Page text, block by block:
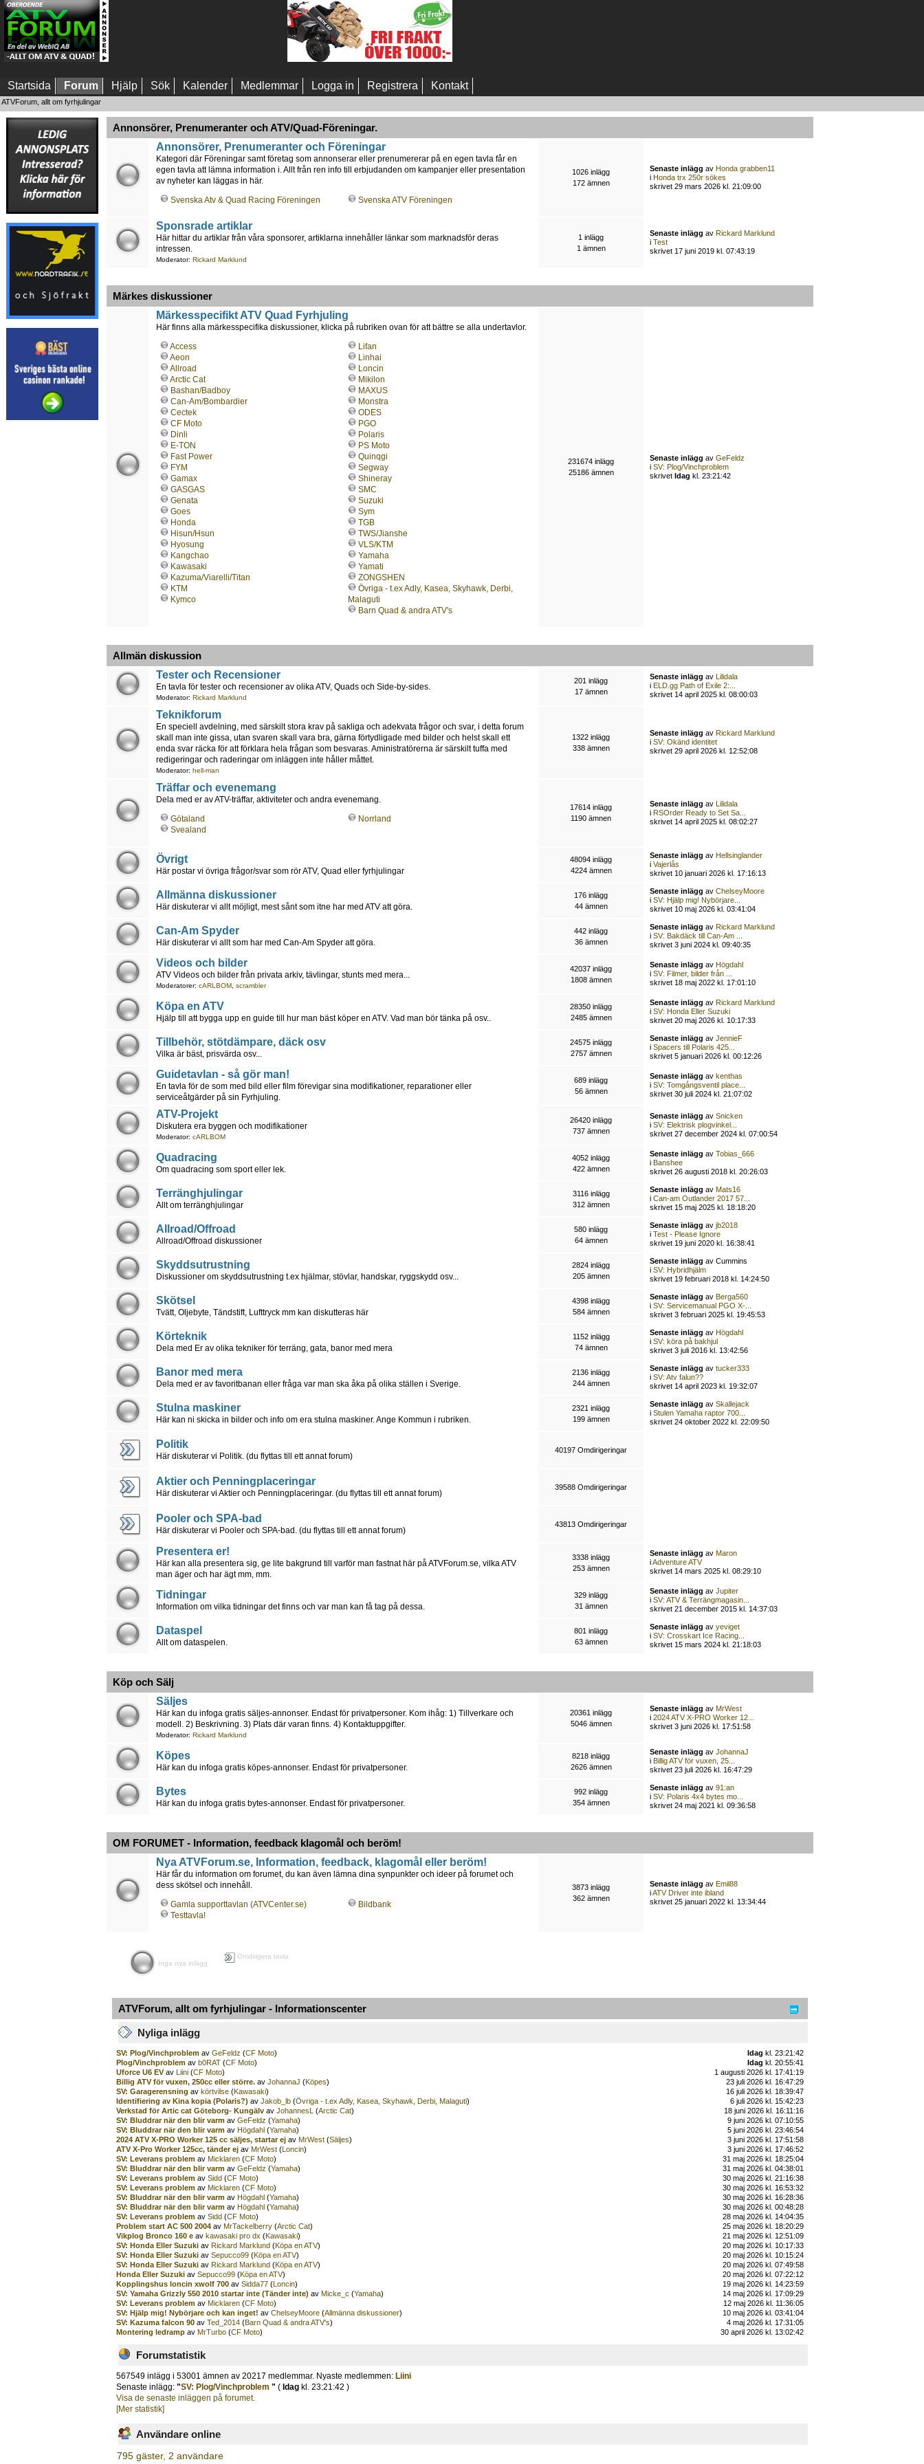
Startsida Forum Hjälp Sök Kalender Medlemmar Logga in Registrera Kontakt
ATVForum, allt om fyrhjulingar
Annonsörer, Prenumeranter och ATV/Quad-Föreningar.
Annonsörer, Prenumeranter och Föreningar
Kategori där Föreningar samt företag som annonserar eller prenumererar på en egen tavla får en
egen tavla att lämna information i. Allt från ren info till erbjudanden om kampanjer eller presentation
av nyheter kan läggas in här.
Svenska Atv & Quad Racing Föreningen Svenska ATV Föreningen
1026 inlägg
172 ämnen
Senaste inlägg avHonda grabben11
iHonda trx 250r sökes
skrivet 29 mars 2026 kl. 21:09:00
Sponsrade artiklar
Här hittar du artiklar från våra sponsorer, artiklarna innehåller länkar som marknadsför deras
intressen.
Moderator: Rickard Marklund
1 inlägg
1 ämnen
Senaste inlägg avRickard Marklund
iTest
skrivet 17 juni 2019 kl. 07:43:19
Märkes diskussioner
Märkesspecifikt ATV Quad Fyrhjuling
Här finns alla märkesspecifika diskussioner, klicka på rubriken ovan för att bättre se alla undertavlor.
Access
Aeon
Allroad
Arctic Cat
Bashan/Badboy
Can-Am/Bombardier
Cectek
CF Moto
Dinli
E-TON
Fast Power
FYM
Gamax
GASGAS
Genata
Goes
Honda
Hisun/Hsun
Hyosung
Kangchao
Kawasaki
Kazuma/Viarelli/Titan
KTM
Kymco
Lifan
Linhai
Loncin
Mikilon
MAXUS
Monstra
ODES
PGO
Polaris
PS Moto
Quinqgi
Segway
Shineray
SMC
Suzuki
Sym
TGB
TWS/Jianshe
VLS/KTM
Yamaha
Yamati
ZONGSHEN
Övriga - t.ex Adly, Kasea, Skyhawk, Derbi,
Malaguti
Barn Quad & andra ATV's
231674 inlägg
25186 ämnen
Senaste inlägg avGeFeldz
iSV: Plog/Vinchproblem
skrivetIdag kl. 23:21:42
Allmän diskussion
Tester och Recensioner
En tavla för tester och recensioner av olika ATV, Quads och Side-by-sides.
Moderator: Rickard Marklund
201 inlägg
17 ämnen
Senaste inlägg avLilidala
iELD.gg Path of Exile 2:...
skrivet 14 april 2025 kl. 08:00:03
Teknikforum
En speciell avdelning, med särskilt stora krav på sakliga och adekvata frågor och svar, i detta forum
skall man inte gissa, utan svaren skall vara bra, gärna förtydligade med bilder och helst skall ett
enda svar räcka för att förklara hela frågan som besvaras. Aministratörerna är särskilt tuffa med
redigeringar och raderingar om inläggen inte håller måttet.
Moderator: hell-man
1322 inlägg
338 ämnen
Senaste inlägg avRickard Marklund
iSV: Okänd identitet
skrivet 29 april 2026 kl. 12:52:08
Träffar och evenemang
Dela med er av ATV-träffar, aktiviteter och andra evenemang.
Götaland
Svealand
Norrland
17614 inlägg
1190 ämnen
Senaste inlägg avLilidala
iRSOrder Ready to Set Sa...
skrivet 14 april 2025 kl. 08:02:27
Övrigt
Här postar vi övriga frågor/svar som rör ATV, Quad eller fyrhjulingar
48094 inlägg
4224 ämnen
Senaste inlägg avHellsinglander
iVajerlås
skrivet 10 januari 2026 kl. 17:16:13
Allmänna diskussioner
Här diskuterar vi allt möjligt, mest sånt som itne har med ATV att göra.
176 inlägg
44 ämnen
Senaste inlägg avChelseyMoore
iSV: Hjälp mig! Nybörjare...
skrivet 10 maj 2026 kl. 03:41:04
Can-Am Spyder
Här diskuterar vi allt som har med Can-Am Spyder att göra.
442 inlägg
36 ämnen
Senaste inlägg avRickard Marklund
iSV: Bakdäck till Can-Am ...
skrivet 3 juni 2024 kl. 09:40:35
Videos och bilder
ATV Videos och bilder från privata arkiv, tävlingar, stunts med mera...
Moderatorer: cARLBOM, scrambler
42037 inlägg
1808 ämnen
Senaste inlägg avHögdahl
iSV: Filmer, bilder från ...
skrivet 18 maj 2022 kl. 17:01:10
Köpa en ATV
Hjälp till att bygga upp en guide till hur man bäst köper en ATV. Vad man bör tänka på osv..
28350 inlägg
2485 ämnen
Senaste inlägg avRickard Marklund
iSV: Honda Eller Suzuki
skrivet 20 maj 2026 kl. 10:17:33
Tillbehör, stötdämpare, däck osv
Vilka är bäst, prisvärda osv...
24575 inlägg
2757 ämnen
Senaste inlägg avJennieF
iSpacers till Polaris 425...
skrivet 5 januari 2026 kl. 00:12:26
Guidetavlan - så gör man!
En tavla för de som med bild eller film förevigar sina modifikationer, reparationer eller
serviceåtgärder på sin Fyrhjuling.
689 inlägg
56 ämnen
Senaste inlägg avkenthas
iSV: Tomgångsventil place...
skrivet 30 juli 2024 kl. 21:07:02
ATV-Projekt
Diskutera era byggen och modifikationer
Moderator: cARLBOM
26420 inlägg
737 ämnen
Senaste inlägg avSnicken
iSV: Elektrisk plogvinkel...
skrivet 27 december 2024 kl. 07:00:54
Quadracing
Om quadracing som sport eller lek.
4052 inlägg
422 ämnen
Senaste inlägg avTobias_666
iBanshee
skrivet 26 augusti 2018 kl. 20:26:03
Terränghjulingar
Allt om terränghjulingar
3116 inlägg
312 ämnen
Senaste inlägg avMats16
iCan-am Outlander 2017 57...
skrivet 15 maj 2025 kl. 18:18:20
Allroad/Offroad
Allroad/Offroad diskussioner
580 inlägg
64 ämnen
Senaste inlägg avjb2018
iTest - Please Ignore
skrivet 19 juni 2020 kl. 16:38:41
Skyddsutrustning
Diskussioner om skyddsutrustning t.ex hjälmar, stövlar, handskar, ryggskydd osv...
2824 inlägg
205 ämnen
Senaste inlägg av Cummins
iSV: Hybridhjälm
skrivet 19 februari 2018 kl. 14:24:50
Skötsel
Tvätt, Oljebyte, Tändstift, Lufttryck mm kan diskutteras här
4398 inlägg
584 ämnen
Senaste inlägg avBerga560
iSV: Servicemanual PGO X-...
skrivet 3 februari 2025 kl. 19:45:53
Körteknik
Dela med Er av olika tekniker för terräng, gata, banor med mera
1152 inlägg
74 ämnen
Senaste inlägg avHögdahl
iSV: köra på bakhjul
skrivet 3 juli 2016 kl. 13:42:56
Banor med mera
Dela med er av favoritbanan eller fråga var man ska åka på olika ställen i Sverige.
2136 inlägg
244 ämnen
Senaste inlägg avtucker333
iSV: Atv falun??
skrivet 14 april 2023 kl. 19:32:07
Stulna maskiner
Här kan ni skicka in bilder och info om era stulna maskiner. Ange Kommun i rubriken.
2321 inlägg
199 ämnen
Senaste inlägg avSkallejack
iStulen Yamaha raptor 700...
skrivet 24 oktober 2022 kl. 22:09:50
Politik
Här diskuterar vi Politik. (du flyttas till ett annat forum)
40197 Omdirigeringar
Aktier och Penningplaceringar
Här diskuterar vi Aktier och Penningplaceringar. (du flyttas till ett annat forum)
39588 Omdirigeringar
Pooler och SPA-bad
Här diskuterar vi Pooler och SPA-bad. (du flyttas till ett annat forum)
43813 Omdirigeringar
Presentera er!
Här kan alla presentera sig, ge lite bakgrund till varför man fastnat här på ATVForum.se, vilka ATV
man äger och har ägt mm, mm.
3338 inlägg
253 ämnen
Senaste inlägg avMaron
iAdventure ATV
skrivet 14 mars 2025 kl. 08:29:10
Tidningar
Information om vilka tidningar det finns och var man kan få tag på dessa.
329 inlägg
31 ämnen
Senaste inlägg avJupiter
iSV: ATV & Terrängmagasin...
skrivet 21 december 2015 kl. 14:37:03
Dataspel
Allt om dataspelen.
801 inlägg
63 ämnen
Senaste inlägg avyeviget
iSV: Crosskart Ice Racing...
skrivet 15 mars 2024 kl. 21:18:03
Köp och Sälj
Säljes
Här kan du infoga gratis säljes-annonser. Endast för privatpersoner. Kom ihåg: 1) Tillverkare och
modell. 2) Beskrivning. 3) Plats där varan finns. 4) Kontaktuppgifter.
Moderator: Rickard Marklund
20361 inlägg
5046 ämnen
Senaste inlägg avMrWest
i2024 ATV X-PRO Worker 12...
skrivet 3 juni 2026 kl. 17:51:58
Köpes
Här kan du infoga gratis köpes-annonser. Endast för privatpersoner.
8218 inlägg
2626 ämnen
Senaste inlägg avJohannaJ
iBillig ATV för vuxen, 25...
skrivet 23 juli 2026 kl. 16:47:29
Bytes
Här kan du infoga gratis bytes-annonser. Endast för privatpersoner.
992 inlägg
354 ämnen
Senaste inlägg av91:an
iSV: Polaris 4x4 bytes mo...
skrivet 24 maj 2021 kl. 09:36:58
OM FORUMET - Information, feedback klagomål och beröm!
Nya ATVForum.se, Information, feedback, klagomål eller beröm!
Här får du information om forumet, du kan även lämna dina synpunkter och ideer på forumet och
dess skötsel och innehåll.
Gamla supporttavlan (ATVCenter.se)
Testtavla!
Bildbank
3873 inlägg
362 ämnen
Senaste inlägg avEmil88
iATV Driver inte ibland
skrivet 25 januari 2022 kl. 13:34:44
Inga nya inlägg
Omdirigera tavla
ATVForum, allt om fyrhjulingar - Informationscenter
Nyliga inlägg
SV: Plog/Vinchproblem av GeFeldz (CF Moto) Idag kl. 23:21:42
Plog/Vinchproblem av b0RAT(CF Moto) Idag kl. 20:55:41
Uforce U6 EVav Liini(CF Moto)
1 augusti 2026 kl. 17:41:19
Billig ATV för vuxen, 250cc eller större.av JohannaJ (Köpes)
23 juli 2026 kl. 16:47:29
SV: Garagerensning av körtvilse(Kawasaki)
16 juli 2026 kl. 18:39:47
Identifiering av Kina kopia (Polaris?) av Jakob_lb(Övriga - t.ex Adly, Kasea, Skyhawk, Derbi, Malaguti)
6 juli 2026 kl. 15:42:23
Verkstad för Artic cat Göteborg- Kungälvav JohannesL (Arctic Cat)
18 juni 2026 kl. 16:11:16
SV: Bluddrar när den blir varmav GeFeldz (Yamaha)
9 juni 2026 kl. 07:10:55
SV: Bluddrar när den blir varmav Högdahl(Yamaha)
5 juni 2026 kl. 23:46:54
2024 ATV X-PRO Worker 125 cc säljes, startar ejav MrWest(Säljes)
3 juni 2026 kl. 17:51:58
ATV X-Pro Worker 125cc, tänder ejav MrWest(Loncin)
3 juni 2026 kl. 17:46:52
SV: Leverans problem av Micklaren(CF Moto)
31 maj 2026 kl. 18:25:04
SV: Bluddrar när den blir varmav GeFeldz (Yamaha)
31 maj 2026 kl. 04:38:01
SV: Leverans problem av Sidd(CF Moto)
30 maj 2026 kl. 21:16:38
SV: Leverans problem av Micklaren(CF Moto)
30 maj 2026 kl. 16:53:32
SV: Bluddrar när den blir varmav Högdahl(Yamaha)
30 maj 2026 kl. 16:28:36
SV: Bluddrar när den blir varmav Högdahl(Yamaha)
30 maj 2026 kl. 00:48:28
SV: Leverans problem av Sidd(CF Moto)
28 maj 2026 kl. 14:04:35
Problem start AC 500 2004av MrTackelberry(Arctic Cat)
25 maj 2026 kl. 18:20:29
Vikplog Bronco 160 eav kawasaki pro dx (Kawasaki)
21 maj 2026 kl. 12:51:09
SV: Honda Eller Suzuki av Rickard Marklund(Köpa en ATV)
20 maj 2026 kl. 10:17:33
SV: Honda Eller Suzuki av Sepucco99(Köpa en ATV)
20 maj 2026 kl. 10:15:24
SV: Honda Eller Suzuki av Rickard Marklund(Köpa en ATV)
20 maj 2026 kl. 07:49:58
Honda Eller Suzuki av Sepucco99(Köpa en ATV)
20 maj 2026 kl. 07:22:12
Kopplingshus loncin xwolf 700av Sidda77(Loncin)
19 maj 2026 kl. 14:23:59
SV: Yamaha Grizzly 550 2010 startar inte (Tänder inte) av Micke_c (Yamaha)
14 maj 2026 kl. 17:09:29
SV: Leverans problem av Micklaren(CF Moto)
12 maj 2026 kl. 11:36:05
SV: Hjälp mig! Nybörjare och kan inget! av ChelseyMoore(Allmänna diskussioner)
10 maj 2026 kl. 03:41:04
SV: Kazuma falcon 90av Ted_2014(Barn Quad & andra ATV's)
4 maj 2026 kl. 17:31:05
Montering ledrampav MrTurbo(CF Moto) 30 april 2026 kl. 13:02:42
Forumstatistik
567549 inlägg i 53001 ämnen av 20217 medlemmar. Nyaste medlemmen: Liini
Senaste inlägg:"SV: Plog/Vinchproblem" ( Idag kl. 23:21:42 )
Visa de senaste inläggen på forumet.
[Mer statistik]
Användare online
795 gäster, 2 användare